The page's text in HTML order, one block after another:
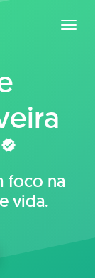
foco na
vida.